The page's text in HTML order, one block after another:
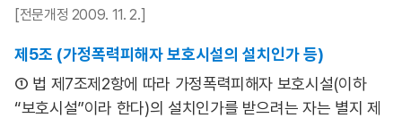
[전문개정 2009. 11. 2.]
제5조 (가정폭력피해자 보호시설의 설치인가 등)
① 법 제7조제2항에 따라 가정폭력피해자 보호시설(이하
“보호시설”이라 한다)의 설치인가를 받으려는 자는 별지 제